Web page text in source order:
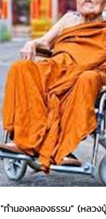
"ทำนองคลองธรรม" (หลวง